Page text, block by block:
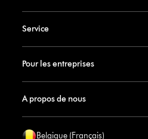
Service
Pour les entreprises
A propos de nous
Belgique (Français)